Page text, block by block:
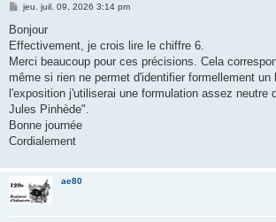
M
s
a
g
jeu. juil. 09, 2026 3:14 pm
Bonjour
Effectivement, je crois lire le chiffre 6.
Merci beaucoup pour ces précisions. Cela
même si rien ne permet d'identifier formellement un
l'exposition j'utiliserai une formulation assez neutre
Jules Pinhède".
Bonne journée
Cordialement
ae80